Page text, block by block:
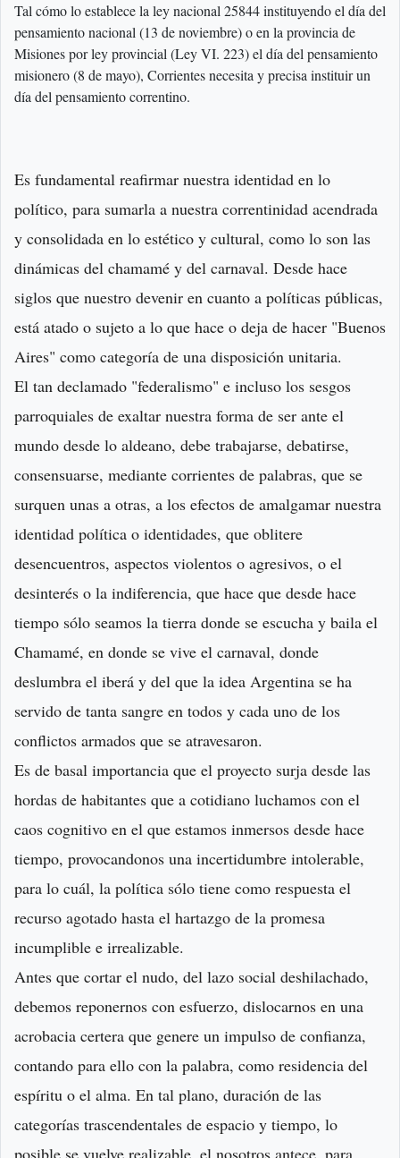
Tal cómo lo establece la ley nacional 25844 instituyendo el día del
pensamiento nacional (13 de noviembre) o en la provincia de
Misiones por ley provincial (Ley VI. 223) el día del pensamiento
misionero (8 de mayo), Corrientes necesita y precisa instituir un
día del pensamiento correntino.
Es fundamental reafirmar nuestra identidad en lo
político, para sumarla a nuestra correntinidad acendrada
y consolidada en lo estético y cultural, como lo son las
dinámicas del chamamé y del carnaval. Desde hace
siglos que nuestro devenir en cuanto a políticas públicas,
está atado o sujeto a lo que hace o deja de hacer "Buenos
Aires" como categoría de una disposición unitaria.
El tan declamado "federalismo" e incluso los sesgos
parroquiales de exaltar nuestra forma de ser ante el
mundo desde lo aldeano, debe trabajarse, debatirse,
consensuarse, mediante corrientes de palabras, que se
surquen unas a otras, a los efectos de amalgamar nuestra
identidad política o identidades, que oblitere
desencuentros, aspectos violentos o agresivos, o el
desinterés o la indiferencia, que hace que desde hace
tiempo sólo seamos la tierra donde se escucha y baila el
Chamamé, en donde se vive el carnaval, donde
deslumbra el iberá y del que la idea Argentina se ha
servido de tanta sangre en todos y cada uno de los
conflictos armados que se atravesaron.
Es de basal importancia que el proyecto surja desde las
hordas de habitantes que a cotidiano luchamos con el
caos cognitivo en el que estamos inmersos desde hace
tiempo, provocandonos una incertidumbre intolerable,
para lo cuál, la política sólo tiene como respuesta el
recurso agotado hasta el hartazgo de la promesa
incumplible e irrealizable.
Antes que cortar el nudo, del lazo social deshilachado,
debemos reponernos con esfuerzo, dislocarnos en una
acrobacia certera que genere un impulso de confianza,
contando para ello con la palabra, como residencia del
espíritu o el alma. En tal plano, duración de las
categorías trascendentales de espacio y tiempo, lo
posible se vuelve realizable, el nosotros antece, para